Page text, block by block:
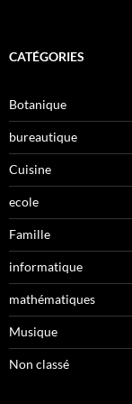
CATÉGORIES
Botanique
bureautique
Cuisine
ecole
Famille
informatique
mathématiques
Musique
Non classé